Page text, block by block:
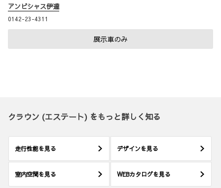
アンビシャス伊達
0142-23-4311
展示車のみ
クラウン (エステート) をもっと詳しく知る
走行性能を見る デザインを見る
室内空間を見る WEBカタログを見る